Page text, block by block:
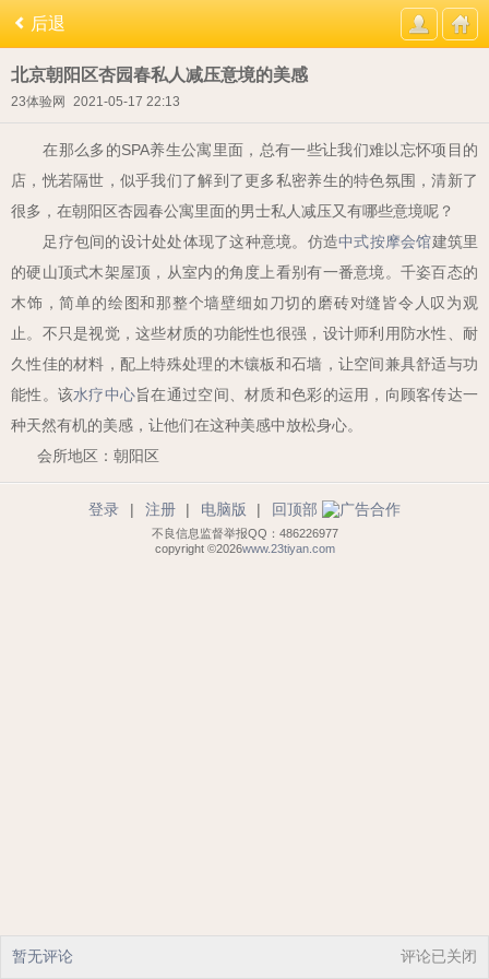
后退
北京朝阳区杏园春私人减压意境的美感
23体验网 2021-05-17 22:13
在那么多的SPA养生公寓里面，总有一些让我们难以忘怀项目的
店，恍若隔世，似乎我们了解到了更多私密养生的特色氛围，清新了
很多，在朝阳区杏园春公寓里面的男士私人减压又有哪些意境呢？
足疗包间的设计处处体现了这种意境。仿造中式按摩会馆建筑里
的硬山顶式木架屋顶，从室内的角度上看别有一番意境。千姿百态的
木饰，简单的绘图和那整个墙壁细如刀切的磨砖对缝皆令人叹为观
止。不只是视觉，这些材质的功能性也很强，设计师利用防水性、耐
久性佳的材料，配上特殊处理的木镶板和石墙，让空间兼具舒适与功
能性。该水疗中心旨在通过空间、材质和色彩的运用，向顾客传达一
种天然有机的美感，让他们在这种美感中放松身心。
会所地区：朝阳区
评论已关闭
暂无评论
登录 | 注册 | 电脑版 | 回顶部
不良信息监督举报QQ：486226977
copyright ©2026www.23tiyan.com